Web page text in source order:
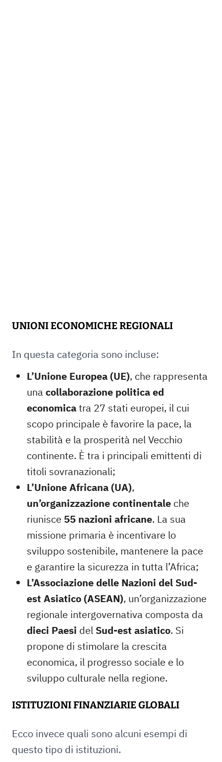
UNIONI ECONOMICHE REGIONALI
In questa categoria sono incluse:
L’Unione Europea (UE), che rappresenta
una collaborazione politica ed
economicatra 27 stati europei, il cui
scopo principale è favorire la pace, la
stabilità e la prosperità nel Vecchio
continente. È tra i principali emittenti di
titoli sovranazionali;
L’Unione Africana (UA),
un’organizzazione continentale che
riunisce 55 nazioni africane. La sua
missione primaria è incentivare lo
sviluppo sostenibile, mantenere la pace
e garantire la sicurezza in tutta l’Africa;
L’Associazione delle Nazioni del Sud-
est Asiatico (ASEAN), un’organizzazione
regionale intergovernativa composta da
dieci Paesi del Sud-est asiatico. Si
propone di stimolare la crescita
economica, il progresso sociale e lo
sviluppo culturale nella regione.
ISTITUZIONI FINANZIARIE GLOBALI
Ecco invece quali sono alcuni esempi di
questo tipo di istituzioni.